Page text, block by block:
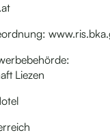
Liezen